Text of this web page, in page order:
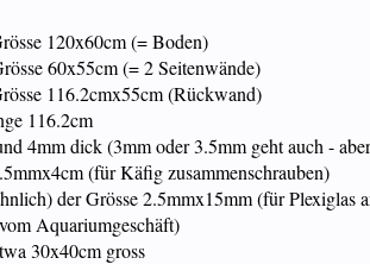
120x60cm (= Boden)
60x55cm (= 2 Seitenwände)
116.2cmx55cm (Rückwand)
116.2cm
4mm dick (3mm oder 3.5mm geht auch -
(für Käfig zusammenschrauben)
der Grösse 2.5mmx15mm (für Plexiglas
Aquariumgeschäft)
30x40cm gross